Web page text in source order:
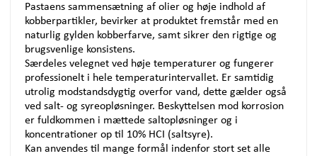
Pastaens sammensætning af olier og høje indhold af
kobberpartikler, bevirker at produktet fremstår med en
naturlig gylden kobberfarve, samt sikrer den rigtige og
brugsvenlige konsistens.
Særdeles velegnet ved høje temperaturer og fungerer
professionelt i hele temperaturintervallet. Er samtidig
utrolig modstandsdygtig overfor vand, dette gælder også
ved salt- og syreopløsninger. Beskyttelsen mod korrosion
er fuldkommen i mættede saltopløsninger og i
koncentrationer op til 10% HCI (saltsyre).
Kan anvendes til mange formål indenfor stort set alle